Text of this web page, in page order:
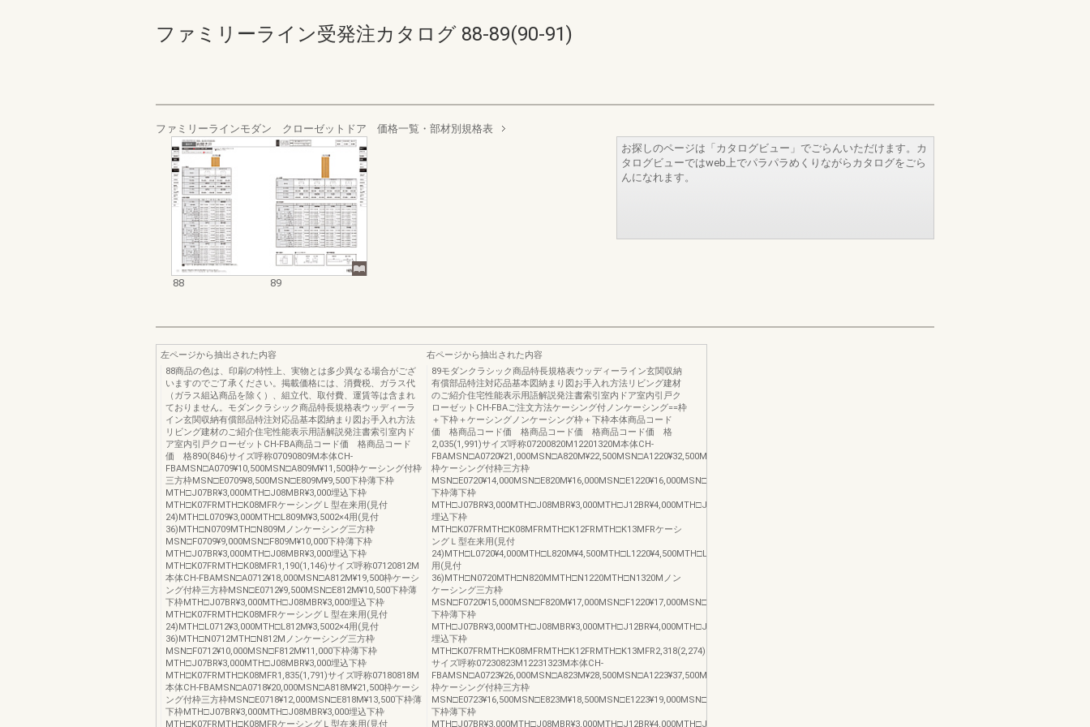
ファミリーライン受発注カタログ 88-89(90-91)
ファミリーラインモダン クローゼットドア 価格一覧・部材別規格表
88 89
お探しのページは「カタログビュー」でごらんいただけます。カ
タログビューではweb上でパラパラめくりながらカタログをごら
んになれます。
左ページから抽出された内容
88商品の色は、印刷の特性上、実物とは多少異なる場合がござ
いますのでご了承ください。掲載価格には、消費税、ガラス代
（ガラス組込商品を除く）、組立代、取付費、運賃等は含まれ
ておりません。モダンクラシック商品特長規格表ウッディーラ
イン玄関収納有償部品特注対応品基本図納まり図お手入れ方法
リビング建材のご紹介住宅性能表示用語解説発注書索引室内ド
ア室内引戸クローゼットCH-FBA商品コード価 格商品コード
価 格890(846)サイズ呼称07090809M本体CH-
FBAMSN□A0709¥10,500MSN□A809M¥11,500枠ケーシング付枠
三方枠MSN□E0709¥8,500MSN□E809M¥9,500下枠薄下枠
MTH□J07BR¥3,000MTH□J08MBR¥3,000埋込下枠
MTH□K07FRMTH□K08MFRケーシングＬ型在来用(見付
24)MTH□L0709¥3,000MTH□L809M¥3,5002×4用(見付
36)MTH□N0709MTH□N809Mノンケーシング三方枠
MSN□F0709¥9,000MSN□F809M¥10,000下枠薄下枠
MTH□J07BR¥3,000MTH□J08MBR¥3,000埋込下枠
MTH□K07FRMTH□K08MFR1,190(1,146)サイズ呼称07120812M
本体CH-FBAMSN□A0712¥18,000MSN□A812M¥19,500枠ケーシ
ング付枠三方枠MSN□E0712¥9,500MSN□E812M¥10,500下枠薄
下枠MTH□J07BR¥3,000MTH□J08MBR¥3,000埋込下枠
MTH□K07FRMTH□K08MFRケーシングＬ型在来用(見付
24)MTH□L0712¥3,000MTH□L812M¥3,5002×4用(見付
36)MTH□N0712MTH□N812Mノンケーシング三方枠
MSN□F0712¥10,000MSN□F812M¥11,000下枠薄下枠
MTH□J07BR¥3,000MTH□J08MBR¥3,000埋込下枠
MTH□K07FRMTH□K08MFR1,835(1,791)サイズ呼称07180818M
本体CH-FBAMSN□A0718¥20,000MSN□A818M¥21,500枠ケーシ
ング付枠三方枠MSN□E0718¥12,000MSN□E818M¥13,500下枠薄
下枠MTH□J07BR¥3,000MTH□J08MBR¥3,000埋込下枠
MTH□K07FRMTH□K08MFRケーシングＬ型在来用(見付
右ページから抽出された内容
89モダンクラシック商品特長規格表ウッディーライン玄関収納
有償部品特注対応品基本図納まり図お手入れ方法リビング建材
のご紹介住宅性能表示用語解説発注書索引室内ドア室内引戸ク
ローゼットCH-FBAご注文方法ケーシング付ノンケーシング==枠
＋下枠＋ケーシングノンケーシング枠＋下枠本体商品コード
価 格商品コード価 格商品コード価 格商品コード価 格
2,035(1,991)サイズ呼称07200820M12201320M本体CH-
FBAMSN□A0720¥21,000MSN□A820M¥22,500MSN□A1220¥32,500MSN□A1320M¥34,000
枠ケーシング付枠三方枠
MSN□E0720¥14,000MSN□E820M¥16,000MSN□E1220¥16,000MSN□E1320M¥18,500
下枠薄下枠
MTH□J07BR¥3,000MTH□J08MBR¥3,000MTH□J12BR¥4,000MTH□J13MBR¥4,000
埋込下枠
MTH□K07FRMTH□K08MFRMTH□K12FRMTH□K13MFRケーシ
ングＬ型在来用(見付
24)MTH□L0720¥4,000MTH□L820M¥4,500MTH□L1220¥4,500MTH□L1320M¥5,0002×4
用(見付
36)MTH□N0720MTH□N820MMTH□N1220MTH□N1320Mノン
ケーシング三方枠
MSN□F0720¥15,000MSN□F820M¥17,000MSN□F1220¥17,000MSN□F1320M¥19,500
下枠薄下枠
MTH□J07BR¥3,000MTH□J08MBR¥3,000MTH□J12BR¥4,000MTH□J13MBR¥4,000
埋込下枠
MTH□K07FRMTH□K08MFRMTH□K12FRMTH□K13MFR2,318(2,274)
サイズ呼称07230823M12231323M本体CH-
FBAMSN□A0723¥26,000MSN□A823M¥28,500MSN□A1223¥37,500MSN□A1323M¥41,000
枠ケーシング付枠三方枠
MSN□E0723¥16,500MSN□E823M¥18,500MSN□E1223¥19,000MSN□E1323M¥21,500
下枠薄下枠
MTH□J07BR¥3,000MTH□J08MBR¥3,000MTH□J12BR¥4,000MTH□J13MBR¥4,000